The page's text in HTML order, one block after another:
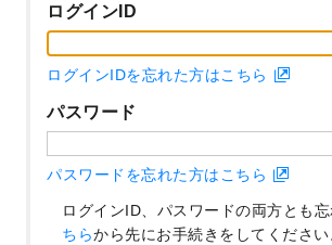
ログインID
ログインIDを忘れた方はこちら
パスワード
パスワードを忘れた方はこちら
ログインID、パスワードの両方とも忘
ちらから先にお手続きをしてください